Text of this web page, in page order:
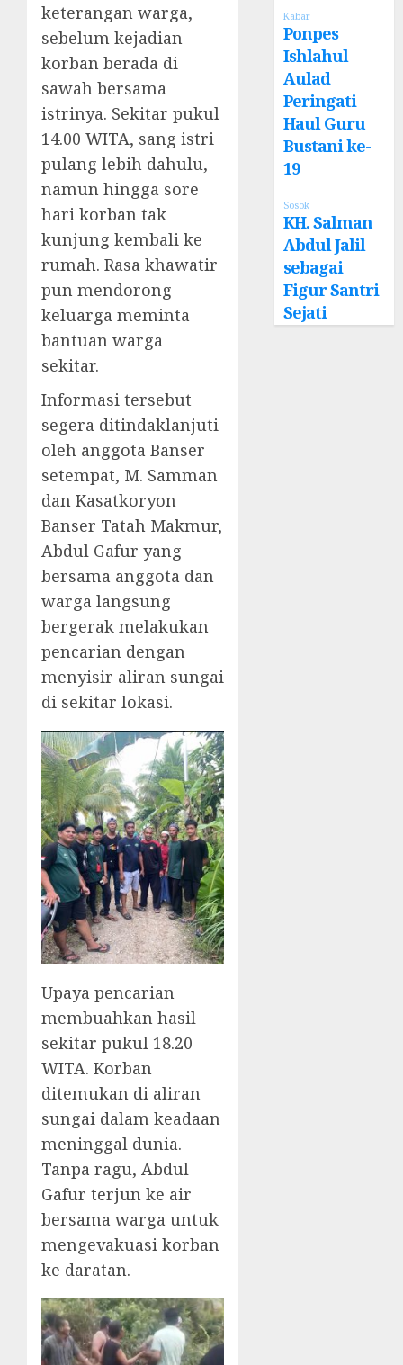
keterangan warga,
sebelum kejadian
korban berada di
sawah bersama
istrinya. Sekitar pukul
14.00 WITA, sang istri
pulang lebih dahulu,
namun hingga sore
hari korban tak
kunjung kembali ke
rumah. Rasa khawatir
pun mendorong
keluarga meminta
bantuan warga
sekitar.
Informasi tersebut
segera ditindaklanjuti
oleh anggota Banser
setempat, M. Samman
dan Kasatkoryon
Banser Tatah Makmur,
Abdul Gafur yang
bersama anggota dan
warga langsung
bergerak melakukan
pencarian dengan
menyisir aliran sungai
di sekitar lokasi.
Upaya pencarian
membuahkan hasil
sekitar pukul 18.20
WITA. Korban
ditemukan di aliran
sungai dalam keadaan
meninggal dunia.
Tanpa ragu, Abdul
Gafur terjun ke air
bersama warga untuk
mengevakuasi korban
ke daratan.
Kabar
Ponpes
Ishlahul
Aulad
Peringati
Haul Guru
Bustani ke-
19
Sosok
KH. Salman
Abdul Jalil
sebagai
Figur Santri
Sejati